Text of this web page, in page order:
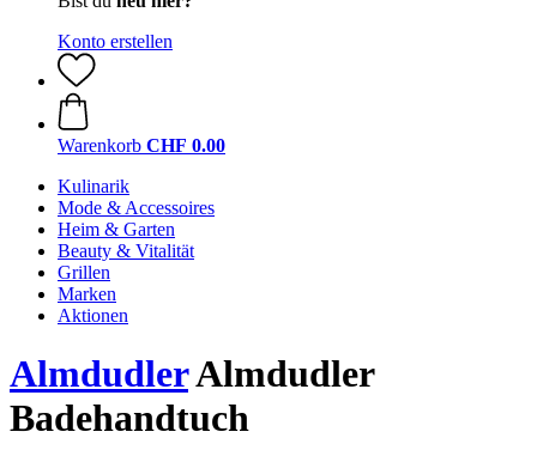
Konto erstellen
Warenkorb CHF 0.00
Kulinarik
Mode & Accessoires
Heim & Garten
Beauty & Vitalität
Grillen
Marken
Aktionen
AlmdudlerAlmdudler
Badehandtuch